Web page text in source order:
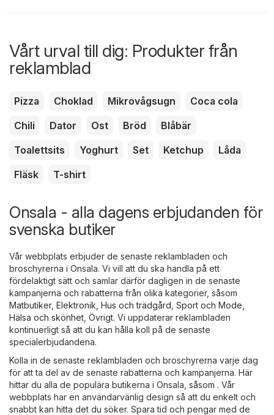
Vårt urval till dig: Produkter från
reklamblad
Pizza Choklad Mikrovågsugn
Coca cola
Chili
Dator Ost Bröd
Blåbär
Toalettsits
Yoghurt Set Ketchup
Låda
Fläsk
T-shirt
Onsala - alla dagens erbjudanden för
svenska butiker
Vår webbplats erbjuder de senaste reklambladen och
broschyrerna i Onsala. Vi vill att du ska handla på ett
fördelaktigt sätt och samlar därför dagligen in de senaste
kampanjerna och rabatterna från olika kategorier, såsom
Matbutiker, Elektronik Hus och trädgård Sport och Mode
Hälsa och skönhet Övrigt. Vi uppdaterar reklambladen
kontinuerligt så att du kan hålla koll på de senaste
specialerbjudandena.
Kolla in de senaste reklambladen och broschyrerna varje dag
för att ta del av de senaste rabatterna och kampanjerna. Här
hittar du alla de populära butikerna i Onsala, såsom . Vår
webbplats har en användarvänlig design så att du enkelt och
snabbt kan hitta det du söker. Spara tid och pengar med de